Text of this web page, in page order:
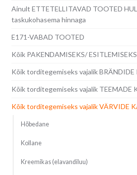
Ainult ETTETELLITAVAD TOOTED
taskukohasema hinnaga
E171-VABAD TOOTED
Kõik PAKENDAMISEKS/ ESITLEMISEKS
Kõik torditegemiseks vajalik BRÄNDIDE
Kõik torditegemiseks vajalik TEEMADE
Kõik torditegemiseks vajalik VÄRVIDE
Hõbedane
Kollane
Kreemikas (elavandiluu)